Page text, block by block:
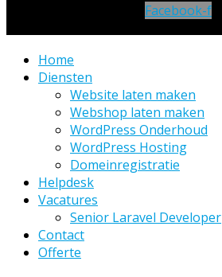
Facebook-f
Home
Diensten
Website laten maken
Webshop laten maken
WordPress Onderhoud
WordPress Hosting
Domeinregistratie
Helpdesk
Vacatures
Senior Laravel Developer
Contact
Offerte